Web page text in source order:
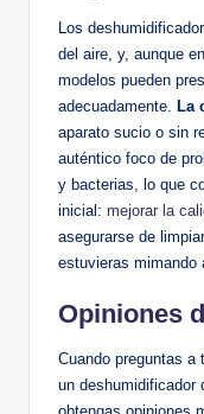
Los
del aire, y, aunque
modelos pueden
adecuadamente. La
aparato sucio o​ sin
auténtico foco de
y bacterias, lo que
inicial:‌ mejorar la
asegurarse de
estuvieras mimando
Opiniones
Cuando preguntas
un deshumidificador